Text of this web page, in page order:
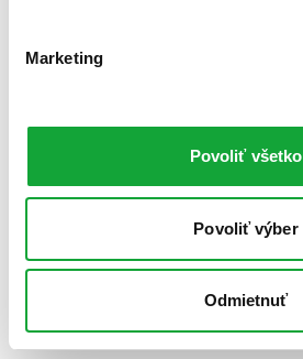
Marketing
Povoliť všetko
Povoliť výber
Odmietnuť